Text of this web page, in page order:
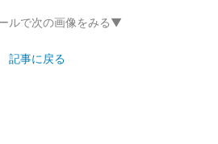
ルで次の画像をみる▼
記事に戻る